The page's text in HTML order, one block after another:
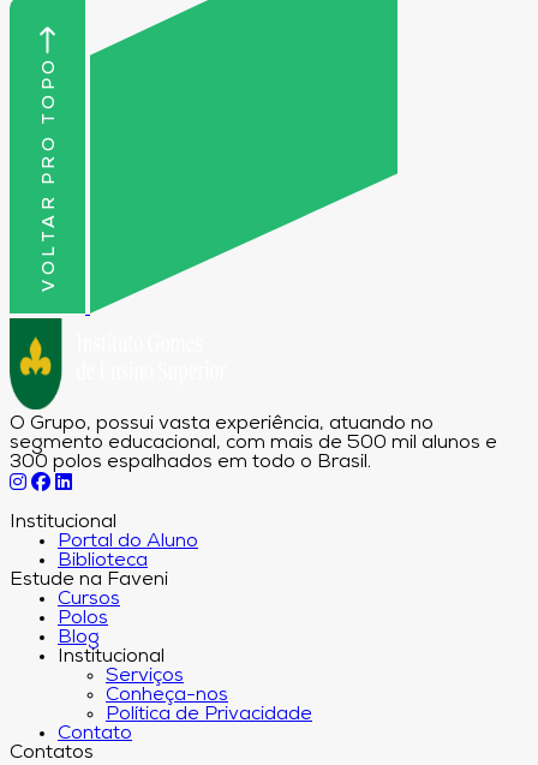
VOLTAR PRO TOPO
O Grupo, possui vasta experiência, atuando no
segmento educacional, com mais de 500 mil alunos e
300 polos espalhados em todo o Brasil.
Institucional
Portal do Aluno
Biblioteca
Estude na Faveni
Cursos
Polos
Blog
Institucional
Serviços
Conheça-nos
Política de Privacidade
Contato
Contatos